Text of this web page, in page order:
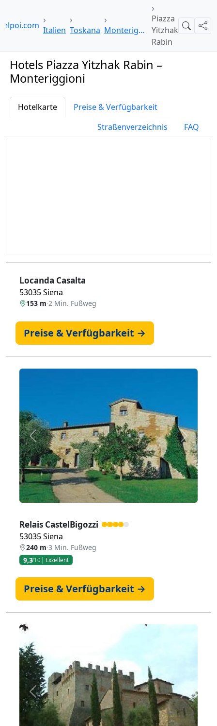
Italien Toskana Monteriggioni
Piazza
Yitzhak
Rabin
Suche
Hotels Piazza Yitzhak Rabin –
Monteriggioni
Hotelkarte
Preise & Verfügbarkeit
Straßenverzeichnis
FAQ
Locanda Casalta
53035 Siena
153 m·2 Min. Fußweg
Preise & Verfügbarkeit →
Zurück Weiter
Relais CastelBigozzi
53035 Siena
240 m·3 Min. Fußweg
9,3/10 Exzellent
Preise & Verfügbarkeit →
Zurück Weiter